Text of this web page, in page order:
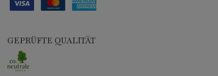
GEPRÜFTE QUALITÄT